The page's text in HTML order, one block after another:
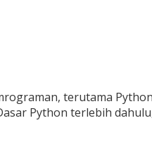
terutama
Python terlebih